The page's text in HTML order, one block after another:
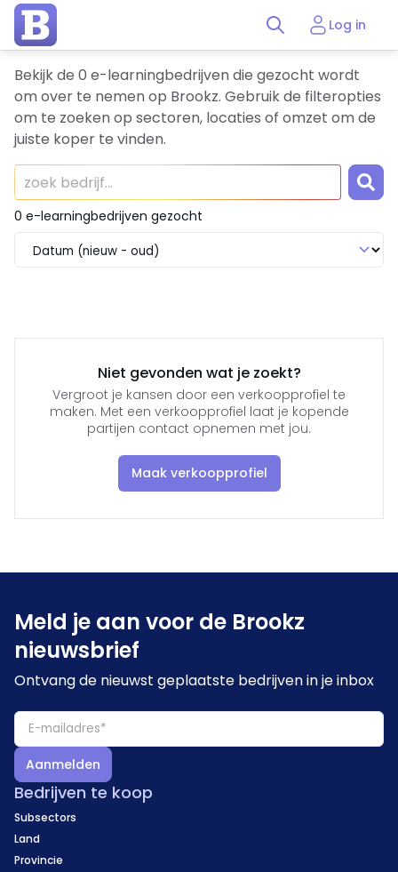
Log in
Bekijk de 0 e-learningbedrijven die gezocht wordt
om over te nemen op Brookz. Gebruik de filteropties
om te zoeken op sectoren, locaties of omzet om de
juiste koper te vinden.
0 e-learningbedrijven gezocht
Niet gevonden wat je zoekt?
Vergroot je kansen door een verkoopprofiel te
maken. Met een verkoopprofiel laat je kopende
partijen contact opnemen met jou.
Maak verkoopprofiel
Meld je aan voor de Brookz
nieuwsbrief
Ontvang de nieuwst geplaatste bedrijven in je inbox
Aanmelden
Bedrijven te koop
Subsectors
Land
Provincie